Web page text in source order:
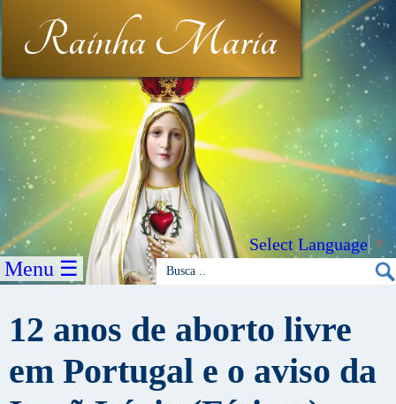
Rainha Maria
Select Language▼
Menu ☰
12 anos de aborto livre
em Portugal e o aviso da